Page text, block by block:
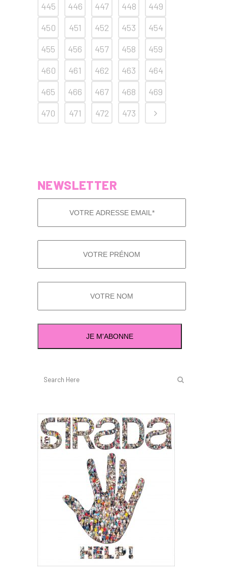
445 446 447 448
449
450
451 452 453
454
455
456 457 458
459
460
461 462 463
464
465
466 467 468
469
470
471 472 473
NEWSLETTER